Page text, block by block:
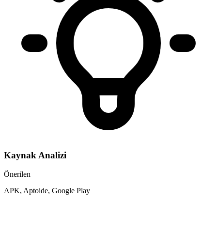
Kaynak Analizi
Önerilen
APK, Aptoide, Google Play